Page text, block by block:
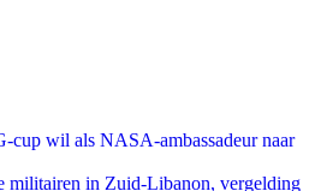
cup wil als NASA-ambassadeur naar
militairen in Zuid-Libanon, vergelding